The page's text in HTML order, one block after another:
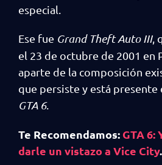
especial.
Ese fue Grand Theft Auto III,
el 23 de octubre de 2001 en
aparte de la composición
que persiste y está presente
GTA 6.
Te Recomendamos: GTA 6:
darle un vistazo a Vice City.